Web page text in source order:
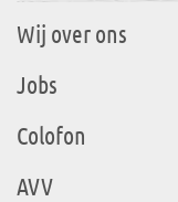
Wij over ons
Jobs
Colofon
AVV